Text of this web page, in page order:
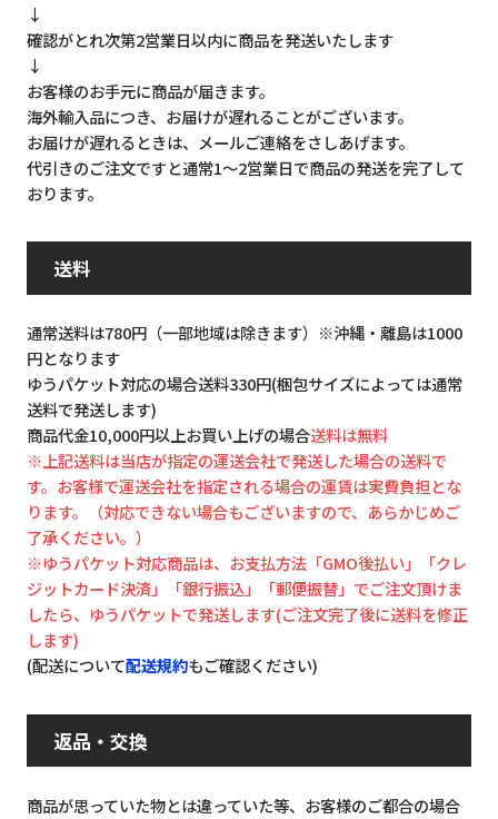
↓
確認がとれ次第2営業日以内に商品を発送いたします
↓
お客様のお手元に商品が届きます。
海外輸入品につき、お届けが遅れることがございます。
お届けが遅れるときは、メールご連絡をさしあげます。
代引きのご注文ですと通常1～2営業日で商品の発送を完了して
おります。
送料
通常送料は780円（一部地域は除きます）※沖縄・離島は1000
円となります
ゆうパケット対応の場合送料330円(梱包サイズによっては通常
送料で発送します)
商品代金10,000円以上お買い上げの場合送料は無料
※上記送料は当店が指定の運送会社で発送した場合の送料で
す。お客様で運送会社を指定される場合の運賃は実費負担とな
ります。（対応できない場合もございますので、あらかじめご
了承ください。）
※ゆうパケット対応商品は、お支払方法「GMO後払い」「クレ
ジットカード決済」「銀行振込」「郵便振替」でご注文頂けま
したら、ゆうパケットで発送します(ご注文完了後に送料を修正
します)
(配送について配送規約もご確認ください)
返品・交換
商品が思っていた物とは違っていた等、お客様のご都合の場合